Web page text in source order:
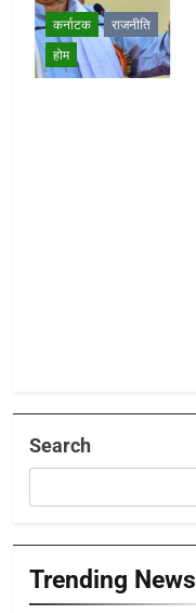
कर्नाटक
राजनीति
होम
Search
Trending News